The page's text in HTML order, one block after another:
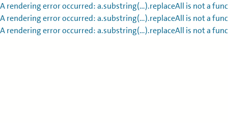
A rendering error occurred:a.substring(...).replaceAll is not a
A rendering error occurred:a.substring(...).replaceAll is not a
A rendering error occurred:a.substring(...).replaceAll is not a